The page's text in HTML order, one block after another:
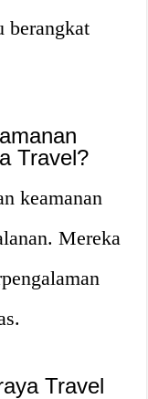
berangkat
Travel?
keamanan
Mereka
Travel